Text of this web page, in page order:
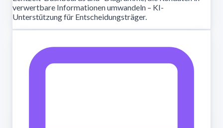
verwertbare Informationen umwandeln – KI-
Unterstützung für Entscheidungsträger.